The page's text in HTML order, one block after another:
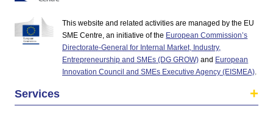
This website and related activities are managed by the EU
SME Centre, an initiative of the European Commission’s
Directorate-General for Internal Market, Industry,
Entrepreneurship and SMEs (DG GROW) and European
Innovation Council and SMEs Executive Agency (EISMEA).
Services